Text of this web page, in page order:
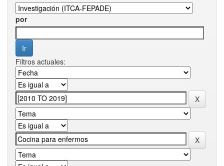
por
Filtros actuales: